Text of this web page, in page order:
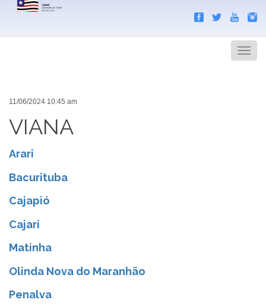
Menu
11/06/2024 10:45 am
VIANA
Arari
Bacurituba
Cajapió
Cajari
Matinha
Olinda Nova do Maranhão
Penalva